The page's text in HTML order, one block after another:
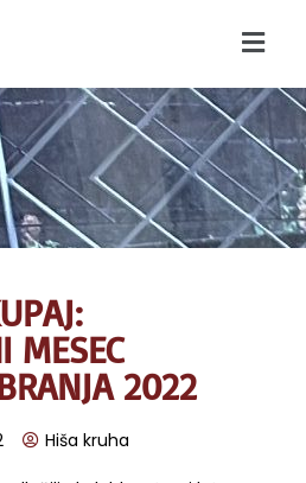
MESEC
2022
Hiša kruha